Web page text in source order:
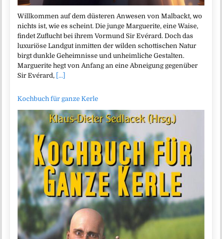
Willkommen auf dem düsteren Anwesen von Malbackt, wo
nichts ist, wie es scheint. Die junge Marguerite, eine Waise,
findet Zuflucht bei ihrem Vormund Sir Evérard. Doch das
luxuriöse Landgut inmitten der wilden schottischen Natur
birgt dunkle Geheimnisse und unheimliche Gestalten.
Marguerite hegt von Anfang an eine Abneigung gegenüber
Sir Evérard, [...]
Kochbuch für ganze Kerle